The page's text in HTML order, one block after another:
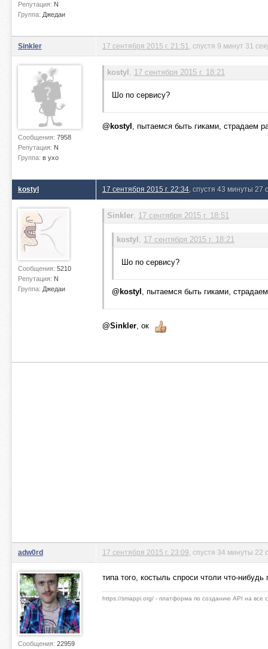
Репутация: N
Группа: Джедаи
Sinkler
Сообщения: 7958
Репутация: N
Группа: в ухо
17 сентября 2015 г. 21:51 , спустя 9 минут 31
kostyl , 17 сентября 2015 г. 18:21
Шо по сервису?
@kostyl , пытаемся быть гиками, страдаем
kostyl
Сообщения: 5210
Репутация: N
Группа: Джедаи
17 сентября 2015 г. 22:34 , спустя 43 минуты 27
Sinkler, 17 сентября 2015 г. 18:51
kostyl , 17 сентября 2015 г. 18:21
Шо по сервису?
@kostyl , пытаемся быть гиками,
@Sinkler, ок
adw0rd
Сообщения: 22959
17 сентября 2015 г. 23:09 , спустя 34 минуты 22
типа того, костыль спроси чтоли что-нибудь
https://smappi.org/ - платформа по созданию API на все